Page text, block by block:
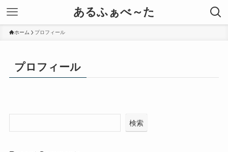
あるふぁべ～た
ホーム プロフィール
プロフィール
検索